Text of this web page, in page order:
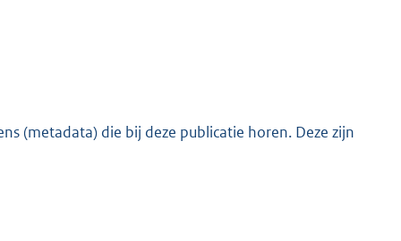
K
(metadata) die bij deze publicatie horen. Deze zijn